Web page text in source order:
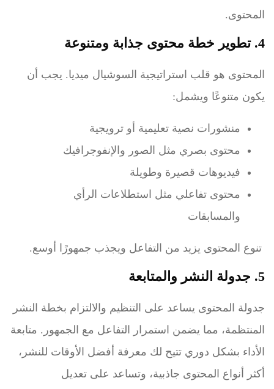
المحتوى.
4. تطوير خطة محتوى جذابة ومتنوعة
المحتوى هو قلب استراتيجية السوشيال ميديا. يجب أن
يكون متنوعًا ويشمل:
منشورات نصية تعليمية أو ترويجية
محتوى بصري مثل الصور والإنفوجرافيك
فيديوهات قصيرة وطويلة
محتوى تفاعلي مثل استطلاعات الرأي
والمسابقات
تنوع المحتوى يزيد من التفاعل ويجذب جمهورًا أوسع.
5. جدولة النشر والمتابعة
جدولة المحتوى يساعد على التنظيم والالتزام بخطة النشر
المنتظمة، مما يضمن استمرار التفاعل مع الجمهور. متابعة
الأداء بشكل دوري تتيح لك معرفة أفضل الأوقات للنشر،
أكثر أنواع المحتوى جاذبية، وتساعد على تعديل